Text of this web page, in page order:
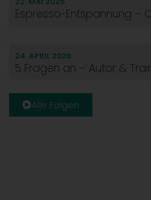
Espresso-Entspannung –
24. APRIL 2026
5 Fragen an – Autor &
Alle Folgen